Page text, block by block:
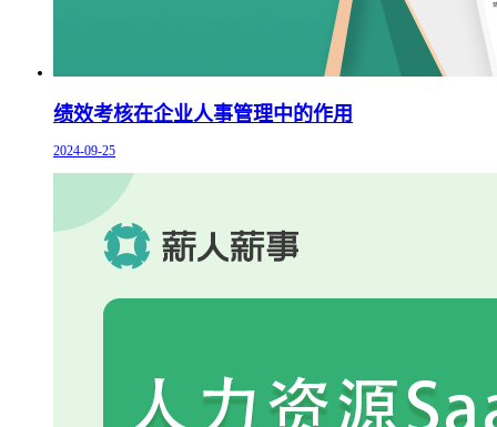
绩效考核在企业人事管理中的作用
2024-09-25